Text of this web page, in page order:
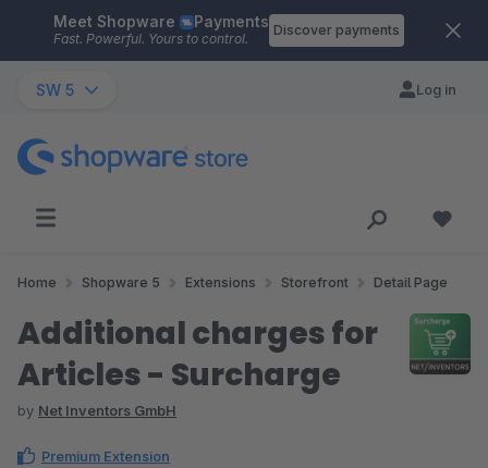
Skip to main content
Meet Shopware Payments
Fast. Powerful. Yours to control.
Discover payments
SW 5 Log in
Home Shopware 5 Extensions Storefront Detail Page
Additional charges for
Articles - Surcharge
by Net Inventors GmbH
Premium Extension